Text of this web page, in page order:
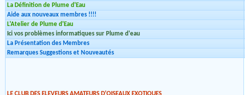
La Définition de Plume d'Eau
Aide aux nouveaux membres !!!!
L'Atelier de Plume d'Eau
Ici vos problèmes informatiques sur Plume d'eau
La Présentation des Membres
Remarques Suggestions et Nouveautés